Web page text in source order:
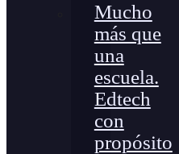
Mucho
más que
una
escuela.
Edtech
con
propósito